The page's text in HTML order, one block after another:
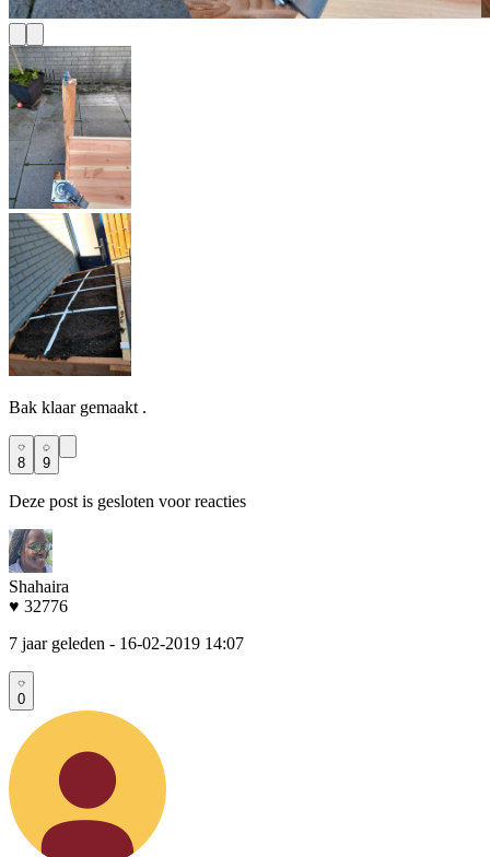
Bak klaar gemaakt .
8 9
Deze post is gesloten voor reacties
Shahaira
♥ 32776
7 jaar geleden - 16-02-2019 14:07
0